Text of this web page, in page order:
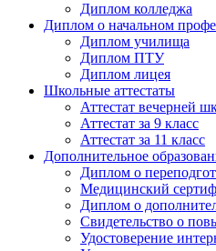
Диплом колледжа
Диплом о начальном
Диплом училища
Диплом ПТУ
Диплом лицея
Школьные аттестаты
Аттестат вечерней
Аттестат за 9 класс
Аттестат за 11 класс
Дополнительное
Диплом о
Медицинский
Диплом о
Свидетельство о
Удостоверение